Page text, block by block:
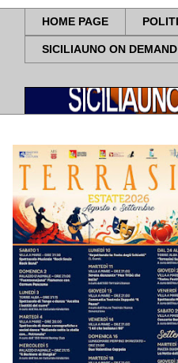
HOME PAGE
SICILIAUNO ON DEMAND